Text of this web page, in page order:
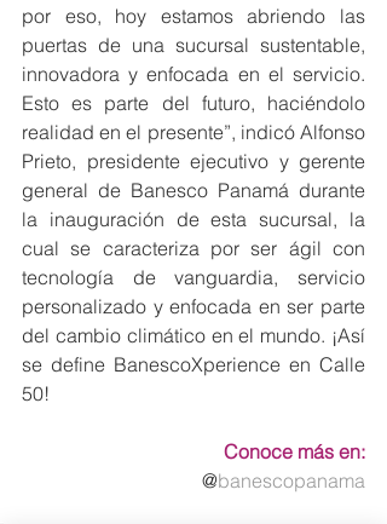
por eso, hoy estamos abriendo las
puertas de una sucursal sustentable,
innovadora y enfocada en el servicio.
Esto es parte del futuro, haciéndolo
realidad en el presente”, indicó Alfonso
Prieto, presidente ejecutivo y gerente
general de Banesco Panamá durante
la inauguración de esta sucursal, la
cual se caracteriza por ser ágil con
tecnología de vanguardia, servicio
personalizado y enfocada en ser parte
del cambio climático en el mundo. ¡Así
se define BanescoXperience en Calle
50!
Conoce más en:
@banescopanama